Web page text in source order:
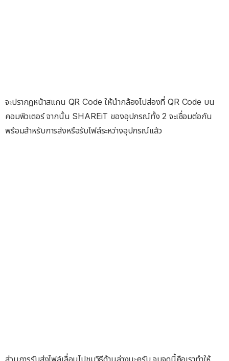
จะปรากฎหน้าสแกน QR Code ให้นำกล้องไปส่องที่ QR Code บน
คอมพิวเตอร์ จากนั้น SHAREiT ของอุปกรณ์ทั้ง 2 จะเชื่อมต่อกัน
พร้อมสำหรับการส่งหรือรับไฟล์ระหว่างอุปกรณ์แล้ว
ส่วนการรับส่งไฟล์เลื่อนไปชมวิธีด้านล่างนะครับ จบจุดนี้คือเราทำให้